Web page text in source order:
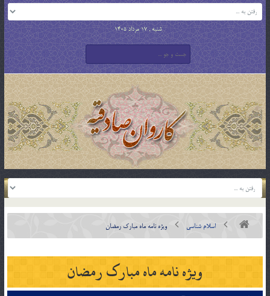
شنبه , 17 مرداد 1405
اسلام شناسی ویژه نامه ماه مبارک رمضان
ویژه نامه ماه مبارک رمضان